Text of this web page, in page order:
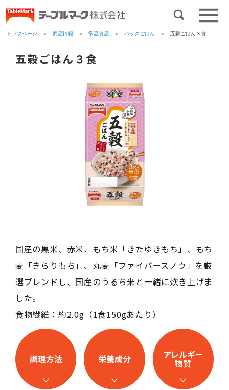
トップページ ＞商品情報 ＞常温食品 ＞ パックごはん ＞ 五穀ごはん３食
国産の黒米、赤米、もち米「きたゆきもち」、もち
麦「きらりもち」、丸麦「ファイバースノウ」を厳
選ブレンドし、国産のうるち米と一緒に炊き上げま
した。
食物繊維：約2.0g（1食150gあたり）
五穀ごはん３食
調理方法 栄養成分 アレルギー
物質